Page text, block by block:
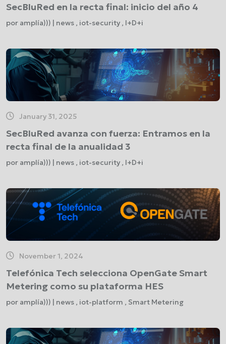
SecBluRed en la recta final: inicio del año 4
por amplía))) | news , iot-security , I+D+i
January 31, 2025
SecBluRed avanza con fuerza: Entramos en la
recta final de la anualidad 3
por amplía))) | news , iot-security , I+D+i
November 1, 2024
Telefónica Tech selecciona OpenGate Smart
Metering como su plataforma HES
por amplía))) | news , iot-platform , Smart Metering